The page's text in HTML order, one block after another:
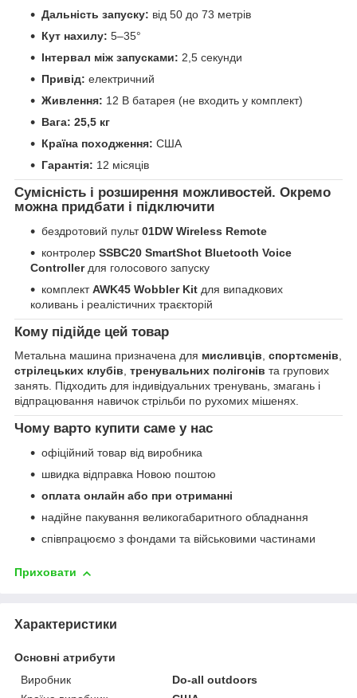
Дальність запуску: від 50 до 73 метрів
Кут нахилу: 5–35°
Інтервал між запусками: 2,5 секунди
Привід: електричний
Живлення: 12 В батарея (не входить у комплект)
Вага: 25,5 кг
Країна походження: США
Гарантія: 12 місяців
Сумісність і розширення можливостей. Окремо
можна придбати і підключити
бездротовий пульт01DW Wireless Remote
контролер SSBC20 SmartShot Bluetooth Voice
Controllerдля голосового запуску
комплектAWK45 Wobbler Kit для випадкових
коливань і реалістичних траєкторій
Кому підійде цей товар
Метальна машина призначена для мисливців, спортсменів,
стрілецьких клубів, тренувальних полігонів та групових
занять. Підходить для індивідуальних тренувань, змагань і
відпрацювання навичок стрільби по рухомих мішенях.
Чому варто купити саме у нас
офіційний товар від виробника
швидка відправка Новою поштою
оплата онлайн або при отриманні
надійне пакування великогабаритного обладнання
співпрацюємо з фондами та військовими частинами
Приховати
Характеристики
Основні атрибути
Виробник
Do-all outdoors